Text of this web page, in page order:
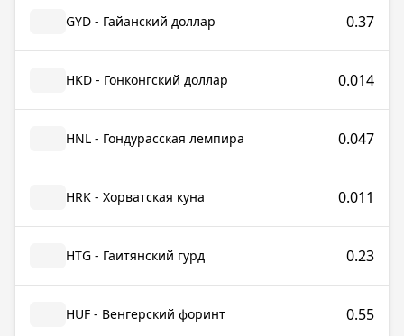
GYD - Гайанский доллар 0.37
HKD - Гонконгский доллар 0.014
HNL - Гондурасская лемпира 0.047
HRK - Хорватская куна 0.011
HTG - Гаитянский гурд 0.23
HUF - Венгерский форинт 0.55